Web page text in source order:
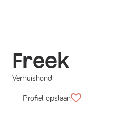
Freek
Verhuishond
Profiel opslaan